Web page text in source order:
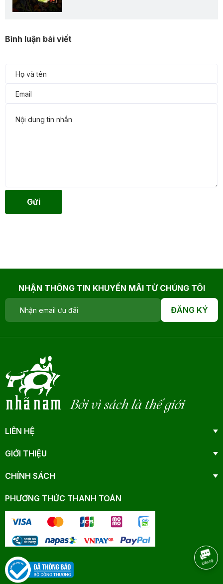
Bình luận bài viết
Gửi
NHẬN THÔNG TIN KHUYẾN MÃI TỪ CHÚNG TÔI
ĐĂNG KÝ
Bởi vì sách là thế giới
LIÊN HỆ
GIỚI THIỆU
CHÍNH SÁCH
PHƯƠNG THỨC THANH TOÁN